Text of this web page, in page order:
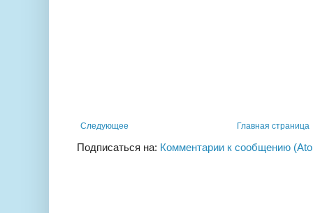
Следующее Главная страница
Подписаться на: Комментарии к сообщению